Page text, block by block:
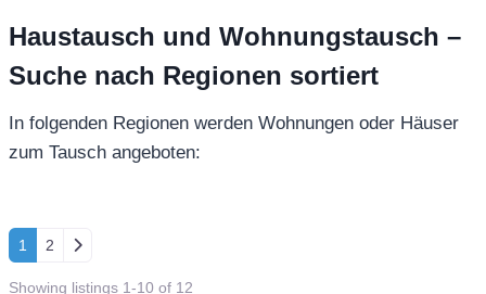
Haustausch und Wohnungstausch –
Suche nach Regionen sortiert
In folgenden Regionen werden Wohnungen oder Häuser
zum Tausch angeboten:
Posts navigation
1 2 Ältere Beiträge
Showing listings 1-10 of 12